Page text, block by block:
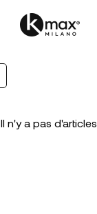
Il n'y a pas d'articles.